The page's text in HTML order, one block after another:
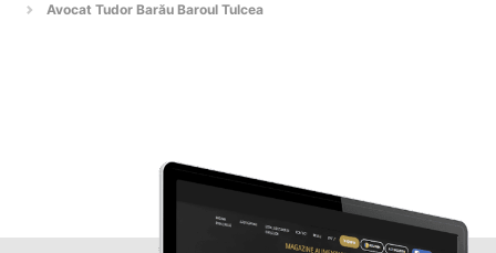
Avocat Tudor Barău Baroul Tulcea